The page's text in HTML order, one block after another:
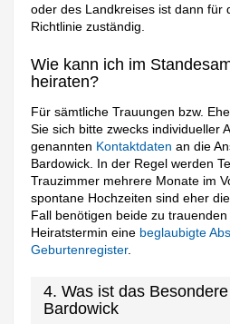
oder des Landkreises ist dann für
Richtlinie zuständig.
Wie kann ich im
heiraten?
Für sämtliche Trauungen bzw.
Sie sich bitte zwecks individueller
genannten Kontaktdaten an die
Bardowick. In der Regel werden
Trauzimmer mehrere Monate im
spontane Hochzeiten sind eher
Fall benötigen beide zu
Heiratstermin eine beglaubigte
Geburtenregister.
4. Was ist das
Bardowick